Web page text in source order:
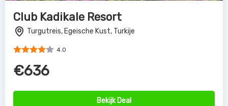
Club Kadikale Resort
Turgutreis, Egeische Kust, Turkije
4.0
€636
Bekijk Deal